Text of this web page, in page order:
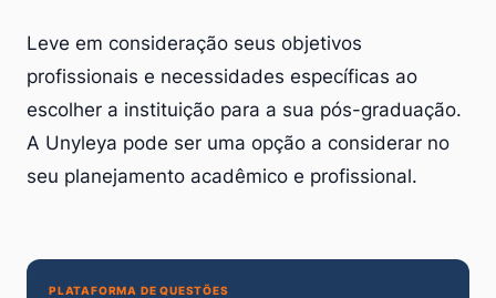
Leve em consideração seus objetivos
profissionais e necessidades específicas ao
escolher a instituição para a sua pós-graduação.
A Unyleya pode ser uma opção a considerar no
seu planejamento acadêmico e profissional.
PLATAFORMA DE QUESTÕES